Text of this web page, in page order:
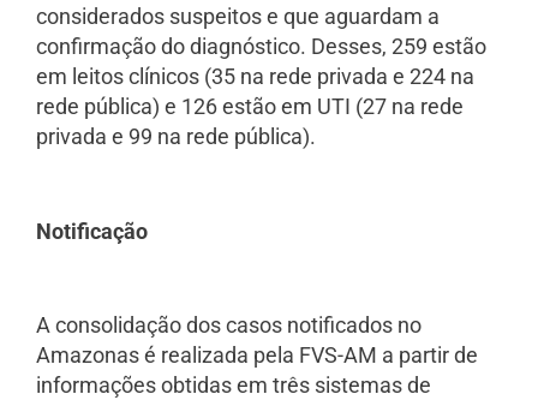
considerados suspeitos e que aguardam a
confirmação do diagnóstico. Desses, 259 estão
em leitos clínicos (35 na rede privada e 224 na
rede pública) e 126 estão em UTI (27 na rede
privada e 99 na rede pública).
Notificação
A consolidação dos casos notificados no
Amazonas é realizada pela FVS-AM a partir de
informações obtidas em três sistemas de